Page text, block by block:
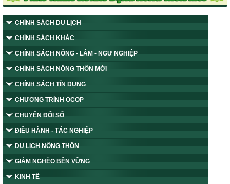
CHÍNH SÁCH DU LỊCH
CHÍNH SÁCH KHÁC
CHÍNH SÁCH NÔNG - LÂM - NGƯ NGHIỆP
CHÍNH SÁCH NÔNG THÔN MỚI
CHÍNH SÁCH TÍN DỤNG
CHƯƠNG TRÌNH OCOP
CHUYỂN ĐỔI SỐ
ĐIỀU HÀNH - TÁC NGHIỆP
DU LỊCH NÔNG THÔN
GIẢM NGHÈO BỀN VỮNG
KINH TẾ